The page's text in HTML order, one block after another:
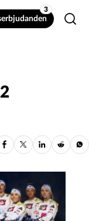
3